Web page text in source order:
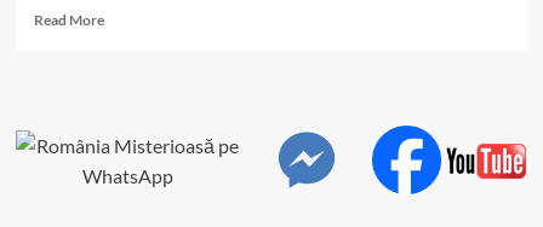
Read MoreRead
megalitice,
dolmenele